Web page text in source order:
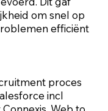
om snel op
efficiënt
proces
incl